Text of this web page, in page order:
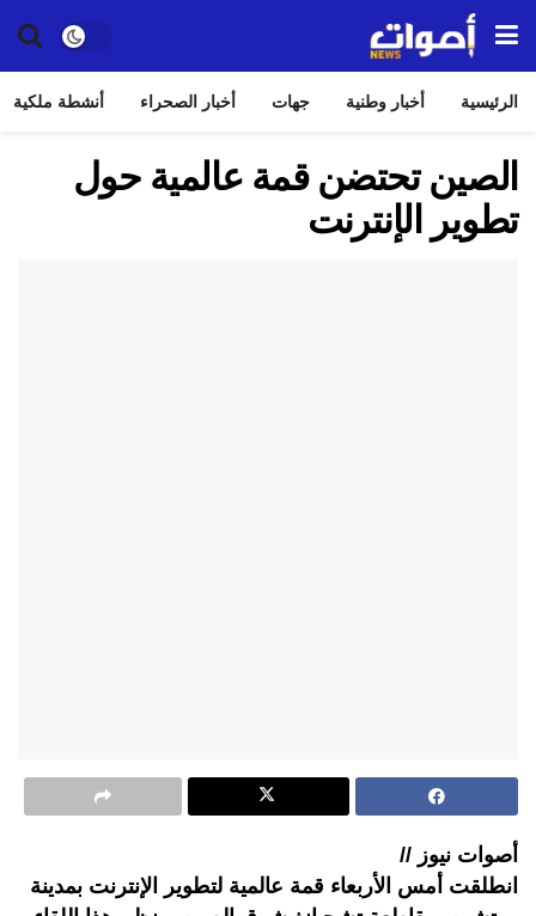
الرئيسية أخبار وطنية جهات أخبار الصحراء أنشطة ملكية
الصين تحتضن قمة عالمية حول
تطوير الإنترنت
أصوات نيوز //
انطلقت أمس الأربعاء قمة عالمية لتطوير الإنترنت بمدينة